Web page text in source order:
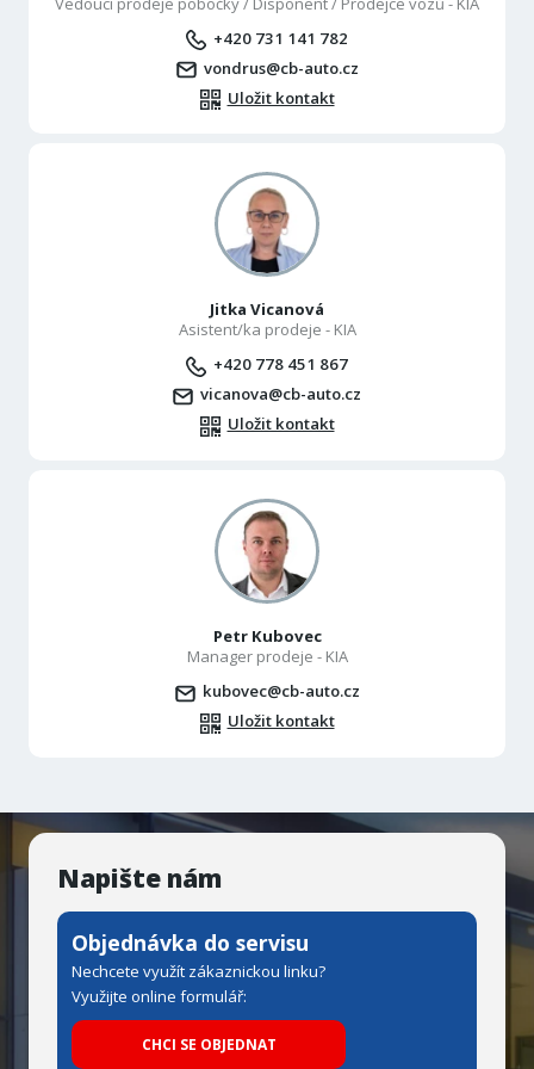
+420 731 141 782
vondrus@cb-auto.cz
Uložit kontakt
Jitka Vicanová
Asistent/ka prodeje - KIA
+420 778 451 867
vicanova@cb-auto.cz
Uložit kontakt
Petr Kubovec
Manager prodeje - KIA
kubovec@cb-auto.cz
Uložit kontakt
Napište nám
Objednávka do servisu
Nechcete využít zákaznickou linku?
Využijte online formulář:
CHCI SE OBJEDNAT